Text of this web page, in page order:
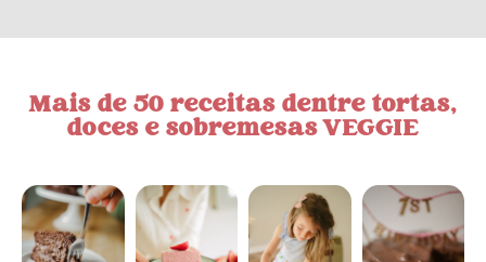
Mais de 50 receitas dentre tortas,
doces e sobremesas VEGGIE